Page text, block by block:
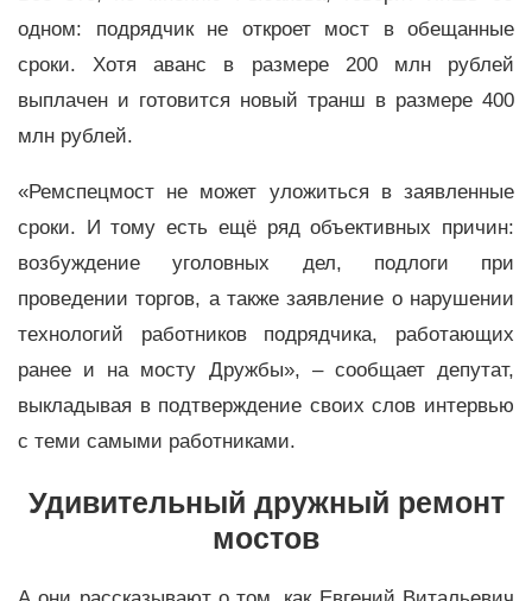
одном: подрядчик не откроет мост в обещанные
сроки. Хотя аванс в размере 200 млн рублей
выплачен и готовится новый транш в размере 400
млн рублей.
«Ремспецмост не может уложиться в заявленные
сроки. И тому есть ещё ряд объективных причин:
возбуждение уголовных дел, подлоги при
проведении торгов, а также заявление о нарушении
технологий работников подрядчика, работающих
ранее и на мосту Дружбы», – сообщает депутат,
выкладывая в подтверждение своих слов интервью
с теми самыми работниками.
Удивительный дружный ремонт
мостов